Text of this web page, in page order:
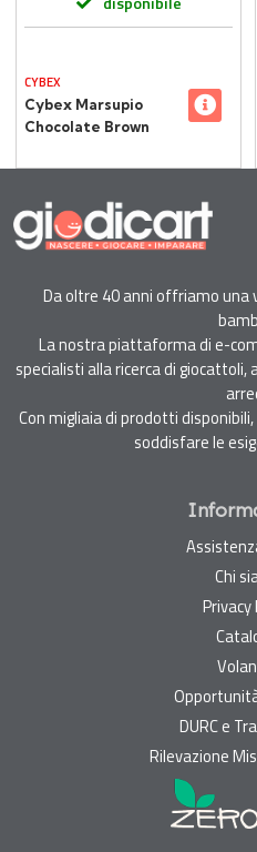
CYBEX
Cybex Marsupio
Chocolate Brown
Traspirante 0–3 Anni
Da oltre 40 anni offriamo
La nostra piattaforma di e-
specialisti alla ricerca di giocattoli,
Con migliaia di prodotti
soddisfare le
Chi
Privacy
DURC e
Rilevazione